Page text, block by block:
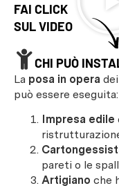
FAI CLICK
SUL VIDEO
CHI PUÒ
La posa in opera
può essere eseguita:
Impresa edile
pareti o le
Artigiano che